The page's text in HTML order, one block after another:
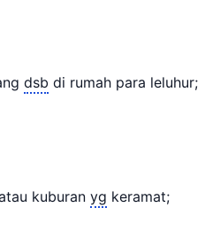
dsb di rumah para leluhur;
kuburan yg keramat;